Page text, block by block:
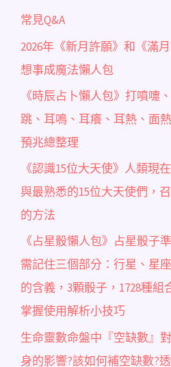
常見Q&A
2026年《新月許願》和《滿
想事成魔法懶人包
《時辰占卜懶人包》打噴嚏
跳、耳鳴、耳癢、耳熱、面
預兆總整理
《認識15位大天使》人類現
與最熟悉的15位大天使們，
的方法
《占星骰懶人包》占星骰子
需記住三個部分：行星、星
的含義，3顆骰子，1728種組
掌握使用解析小技巧
生命靈數命盤中『空缺數』
身的影響?該如何補空缺數?